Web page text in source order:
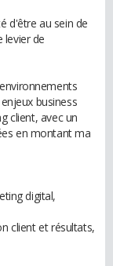
d'être au sein de
levier de
business
client, avec un
en montant ma
digital,
client et résultats,